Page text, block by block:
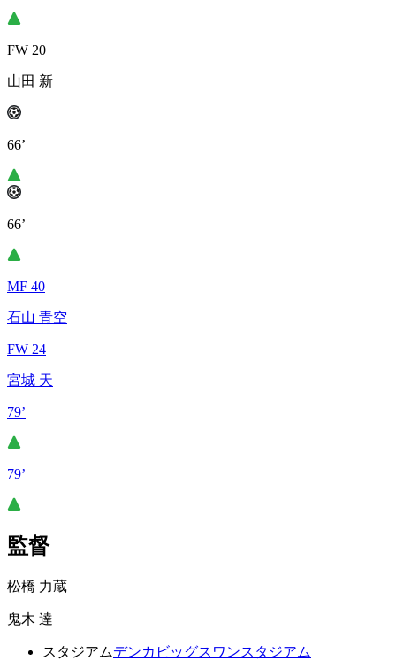
FW 20
山田 新
66’
66’
MF 40
石山 青空
FW 24
宮城 天
79’
79’
監督
松橋 力蔵
鬼木 達
スタジアムデンカビッグスワンスタジアム